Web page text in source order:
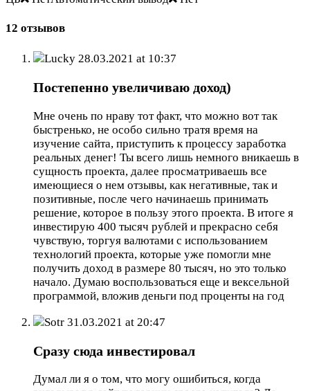
12 отзывов
Lucky 28.03.2021 at 10:37
Постепенно увеличиваю доход)
Мне очень по нраву тот факт, что можно вот так
быстренько, не особо сильно тратя время на
изучение сайта, приступить к процессу заработка
реальных денег! Ты всего лишь немного вникаешь в
сущность проекта, далее просматриваешь все
имеющиеся о нем отзывы, как негативные, так и
позитивные, после чего начинаешь принимать
решение, которое в пользу этого проекта. В итоге я
инвестирую 400 тысяч рублей и прекрасно себя
чувствую, торгуя валютами с использованием
технологий проекта, которые уже помогли мне
получить доход в размере 80 тысяч, но это только
начало. Думаю воспользоваться еще и вексельной
программой, вложив деньги под проценты на год
Sotr 31.03.2021 at 20:47
Сразу сюда инвестировал
Думал ли я о том, что могу ошибиться, когда